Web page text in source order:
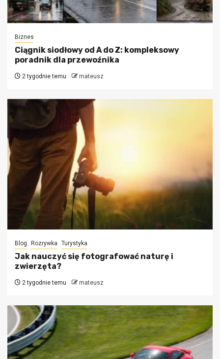
Biznes
Ciągnik siodłowy od A do Z: kompleksowy
poradnik dla przewoźnika
2 tygodnie temu mateusz
Blog Rozrywka Turystyka
Jak nauczyć się fotografować naturę i
zwierzęta?
2 tygodnie temu mateusz